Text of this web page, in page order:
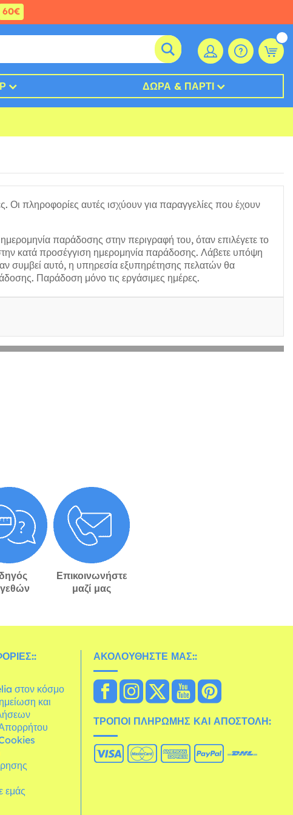
60€
ΔΏΡΑ & ΠΆΡΤΙ
Οι πληροφορίες αυτές ισχύουν για παραγγελίες που έχουν
παράδοσης στην περιγραφή του, όταν επιλέγετε το
κατά προσέγγιση ημερομηνία παράδοσης. Λάβετε υπόψη
συμβεί αυτό, η υπηρεσία εξυπηρέτησης πελατών θα
Παράδοση μόνο τις εργάσιμες ημέρες.
Επικοινωνήστε
μαζί μας
στον κόσμο
και
εμάς
ΑΚΟΛΟΥΘΉΣΤΕ ΜΑΣ::
ΤΡΌΠΟΙ ΠΛΗΡΩΜΉΣ ΚΑΙ ΑΠΟΣΤΟΛΉ: